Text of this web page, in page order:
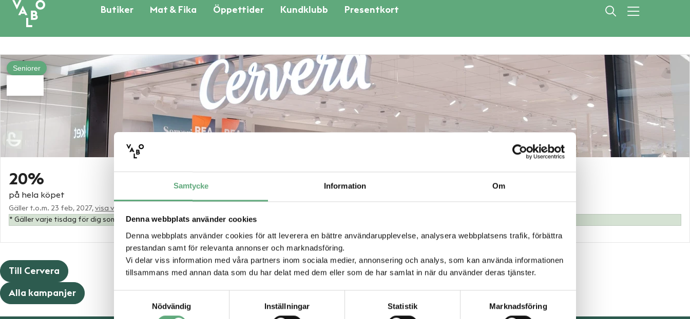
Samtycke Information Om
Denna webbplats använder cookies
Denna webbplats använder cookies för att leverera en bättre användarupplevelse, analysera webbplatsens trafik, förbättra
prestandan samt för relevanta annonser och marknadsföring.
Vi delar viss information med våra partners inom sociala medier, annonsering och analys, som kan använda informationen
tillsammans med annan data som du har delat med dem eller som de har samlat in när du använder deras tjänster.
Nödvändig
Inställningar Statistik Marknadsföring
Butiker Mat & Fika Öppettider Kundklubb Presentkort
Seniorer
20%
på hela köpet
Gäller t.o.m. 23 feb, 2027, visa villkor
* Gäller varje tisdag för dig som är över 65 år och är eller blir medlem i kundklubben. Gäller endast ordinarie pris och kan ej kombineras med övriga rabatter.
Till Cervera
Alla kampanjer